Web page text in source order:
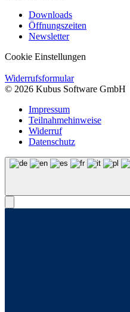
Downloads
Öffnungszeiten
Newsletter
Cookie Einstellungen
Widerrufsformular
© 2026 Kubus Software GmbH
Impressum
Teilnahmehinweise
Widerruf
Datenschutz